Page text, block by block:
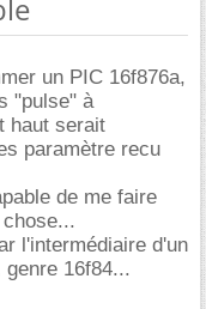
un PIC 16f876a,
"pulse" à
haut serait
paramètre recu
de me faire
l'intermédiaire d'un
16f84...